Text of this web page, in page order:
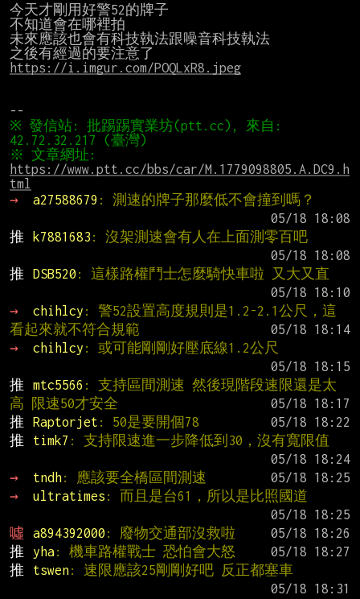
今天才剛用好警52的牌子
不知道會在哪裡拍
未來應該也會有科技執法跟噪音科技執法
https://i.imgur.com/POQLxR8.jpeg
※ 發信站: 批踢踢實業坊(ptt.cc), 來自:
https://www.ptt.cc/bbs/car/M.1779098805.A.DC9.h
tml
→
a27588679 : 測速的牌子那麼低不會撞到嗎？
推
k7881683 : 沒架測速會有人在上面測零百吧
推
DSB520 : 這樣路權鬥士怎麼騎快車啦 又大又直
→
chihlcy : 警52設置高度規則是1.2-2.1公尺，這
看起來就不符合規範
→
chihlcy : 或可能剛剛好壓底線1.2公尺
推
mtc5566 : 支持區間測速 然後現階段速限還是太
高 限速50才安全
推
Raptorjet : 50是要開個78
推
timk7 : 支持限速進一步降低到30，沒有寬限值
→
tndh: 應該要全橋區間測速
→
ultratimes : 而且是台61，所以是比照國道
噓
a894392000 : 廢物交通部沒救啦
推
yha: 機車路權戰士 恐怕會大怒
推
tswen: 速限應該25剛剛好吧 反正都塞車